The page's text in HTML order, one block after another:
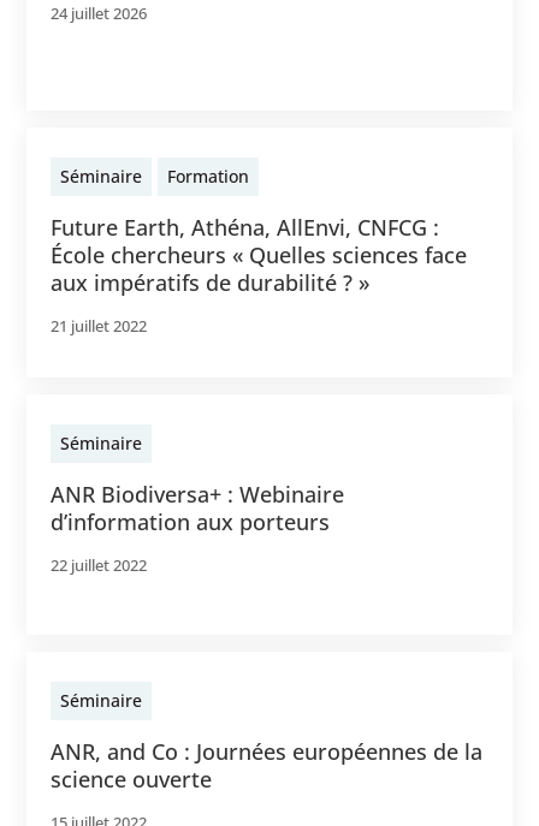
24 juillet 2026
Séminaire Formation
Future Earth, Athéna, AllEnvi, CNFCG :
École chercheurs « Quelles sciences face
aux impératifs de durabilité ? »
21 juillet 2022
Séminaire
ANR Biodiversa+ : Webinaire
d’information aux porteurs
22 juillet 2022
Séminaire
ANR, and Co : Journées européennes de la
science ouverte